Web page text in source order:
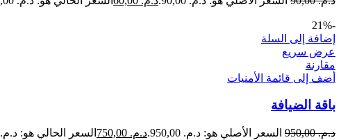
-21%
إضافة إلى السلة
عرض سريع
مقارنة
أضف إلى قائمة الأمنيات
باقة الضيافة
د.م.950,00 السعر الأصلي هو: د.م. 950,00. د.م. السعر الحالي هو: د.م. 750,00.